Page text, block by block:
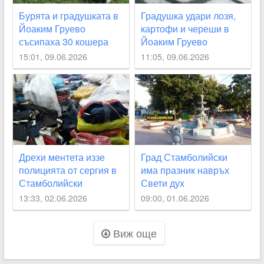
Бурята и градушката в
Йоаким Груево
съсипаха 30 кошера
15:01, 09.06.2026
Градушка удари лозя,
картофи и череши в
Йоаким Груево
11:05, 09.06.2026
Дрехи ментета иззе
полицията от сергия в
Стамболийски
13:33, 02.06.2026
Град Стамболийски
има празник навръх
Свети дух
09:00, 01.06.2026
Виж още